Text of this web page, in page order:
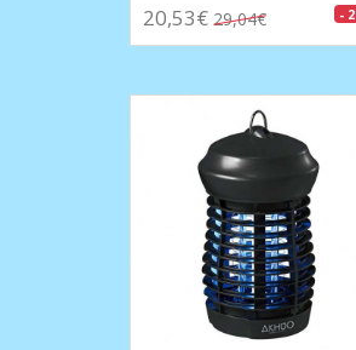
20,53€ 29,04€ -